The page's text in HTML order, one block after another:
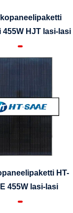
455W HJT lasi-lasi
HT-
455W lasi-lasi